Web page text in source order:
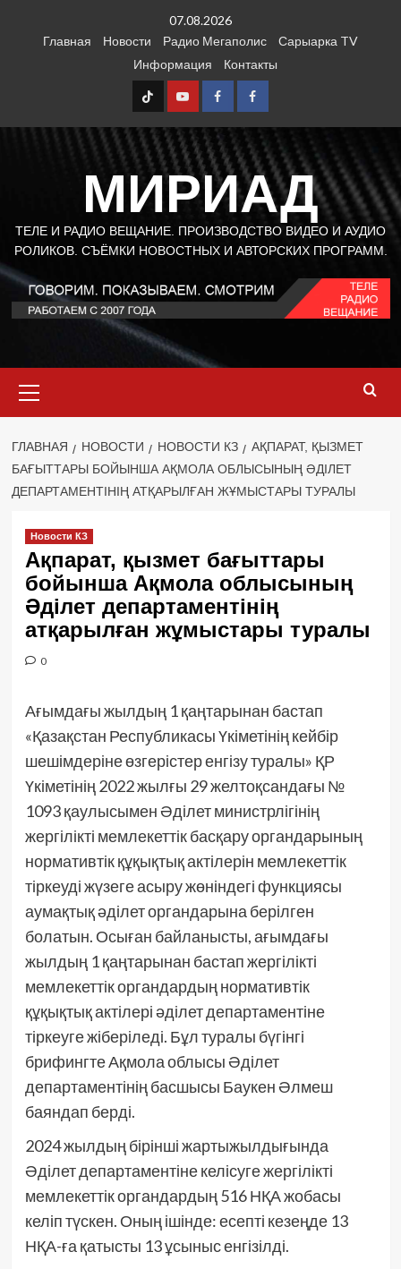
07.08.2026
Главная
Новости Радио Мегаполис
Сарыарка TV
Информация
Контакты
TT Youtube
FB1 FB2
МИРИАД
ТЕЛЕ И РАДИО ВЕЩАНИЕ. ПРОИЗВОДСТВО ВИДЕО И АУДИО
РОЛИКОВ. СЪЁМКИ НОВОСТНЫХ И АВТОРСКИХ ПРОГРАММ.
меню
ГЛАВНАЯ НОВОСТИ НОВОСТИ КЗ
АҚПАРАТ, ҚЫЗМЕТ
БАҒЫТТАРЫ БОЙЫНША АҚМОЛА ОБЛЫСЫНЫҢ ӘДІЛЕТ
ДЕПАРТАМЕНТІНІҢ АТҚАРЫЛҒАН ЖҰМЫСТАРЫ ТУРАЛЫ
Новости КЗ
Ақпарат, қызмет бағыттары
бойынша Ақмола облысының
Әділет департаментінің
атқарылған жұмыстары туралы
0
Ағымдағы жылдың 1 қаңтарынан бастап
«Қазақстан Республикасы Үкіметінің кейбір
шешімдеріне өзгерістер енгізу туралы» ҚР
Үкіметінің 2022 жылғы 29 желтоқсандағы №
1093 қаулысымен Әділет министрлігінің
жергілікті мемлекеттік басқару органдарының
нормативтік құқықтық актілерін мемлекеттік
тіркеуді жүзеге асыру жөніндегі функциясы
аумақтық әділет органдарына берілген
болатын. Осыған байланысты, ағымдағы
жылдың 1 қаңтарынан бастап жергілікті
мемлекеттік органдардың нормативтік
құқықтық актілері әділет департаментіне
тіркеуге жіберіледі. Бұл туралы бүгінгі
брифингте Ақмола облысы Әділет
департаментінің басшысы Баукен Әлмеш
баяндап берді.
2024 жылдың бірінші жартыжылдығында
Әділет департаментіне келісуге жергілікті
мемлекеттік органдардың 516 НҚА жобасы
келіп түскен. Оның ішінде: есепті кезеңде 13
НҚА-ға қатысты 13 ұсыныс енгізілді.